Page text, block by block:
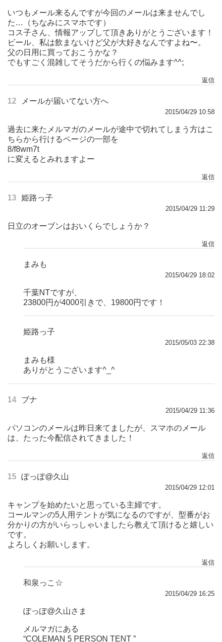
いつもメール来るんですが今回のメールは来ませんでし
た…（ちなみにスマホです）
コス子さん、情報アップして頂きありがとうございます！
ビール、私は飲まないけど父が大好きなんですよね〜。
父の日用に買っておこうかな？
でもすごく混雑してそうだから行くの悩みます^^;
返信
12 メールが届いてない方へ
2015/04/29 10:58
過去に来たメルマガのメールが途中で切れてしまう方はこ
ちらから行けるページの一部を
8/f8wm7t
に変えるとみれますよー
返信
13 姫路っ子
2015/04/29 11:29
日立のオーブンはおいくらでしょうか？
返信
まみも
2015/04/29 18:02
千葉NTですが、
23800円が4000引きで、19800円です！
姫路っ子
2015/05/03 22:38
まみも様
ありがとうございます^_^
14 ブナ
2015/04/29 11:36
パソコンのメールは昨日来てましたが、スマホのメール
は、たった今配信されてきました！
返信
15 ぽっぽ@久山
2015/04/29 12:01
キャンプを始めたいと思っている主婦です。
コールマンの5人用テントが気になるのですが、型番がお
分かりの方がいらっしゃいましたら教えて頂けると嬉しい
です。
よろしくお願いします。
返信
和泉っこ☆
2015/04/29 16:25
ぽっぽ@久山さま
メルマガにある
“COLEMAN 5 PERSON TENT ”